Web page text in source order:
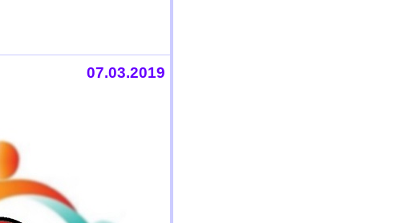
07.03.2019